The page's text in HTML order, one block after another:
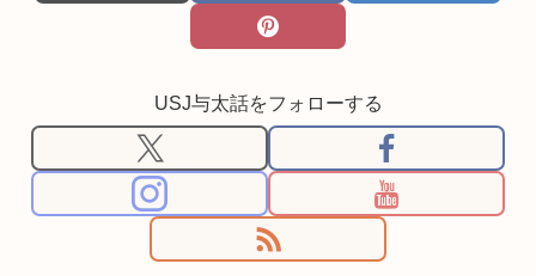
USJ与太話をフォローする